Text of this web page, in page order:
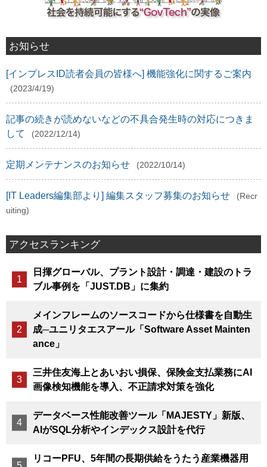
お知らせ
[インプレスID読者会員の皆様へ] 機能強化に関するご案内
(2023/4/19)
記事の続きが読めないなどの不具合発生時の対応につきま
して
(2022/12/14)
定期メンテナンスのお知らせ (2022/10/14)
[IT Leaders編集部より] 編集スタッフ募集のお知らせ
(Recr
uiting)
アクセスランキング
日揮グローバル、プラント設計・調達・建設のトラ
ブル事例を「JUST.DB」に集約
メインフレームのソースコードから仕様書を自動生
成─ユニリタエスアール「Software Asset Mainten
ance」
三井住友海上とあいおい損保、保険金支払業務にAI
画像検知機能を導入、不正請求対策を強化
データベース性能改善ツール「MAJESTY」新版、
AIがSQL分析やインデックス設計を代行
リコーPFU、5年間の長期供給をうたう産業機器用